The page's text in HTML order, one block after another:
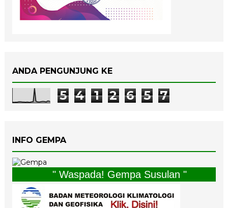
ANDA PENGUNJUNG KE
5 4 1 2 6 5 7
INFO GEMPA
" Waspada! Gempa Susulan "